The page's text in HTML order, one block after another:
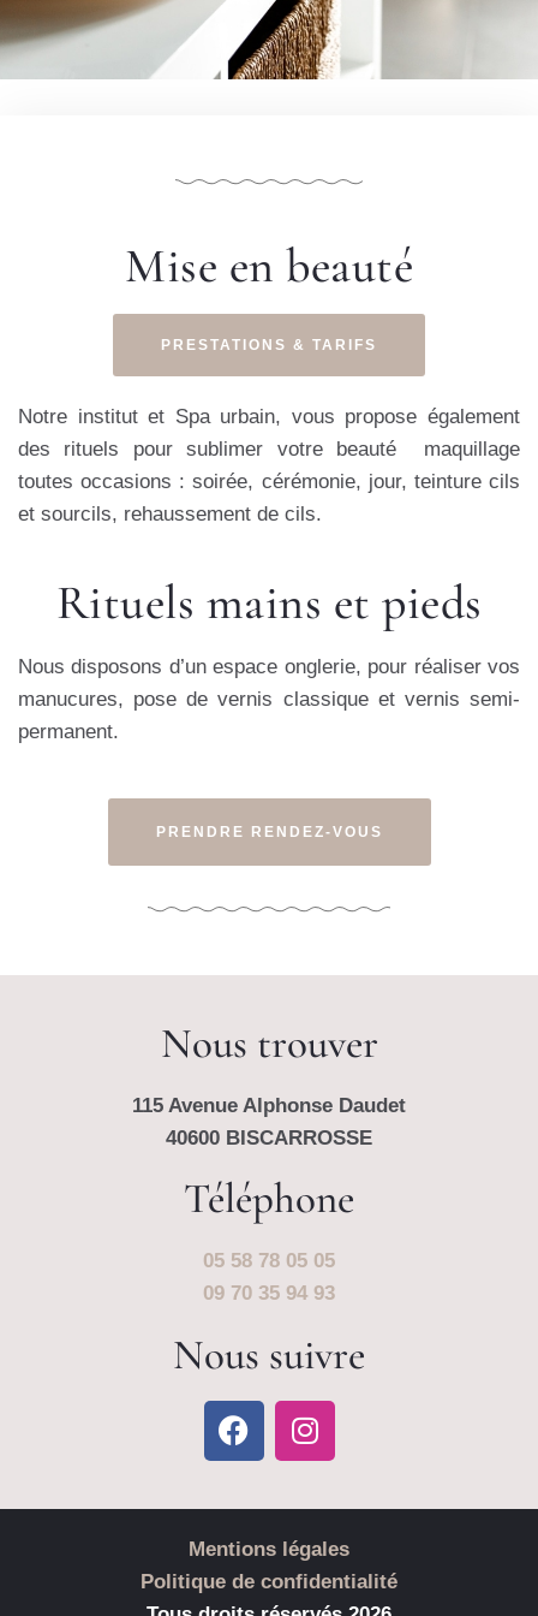
Mise en beauté
PRESTATIONS & TARIFS
Notre institut et Spa urbain, vous propose également
des rituels pour sublimer votre beauté maquillage
toutes occasions : soirée, cérémonie, jour, teinture cils
et sourcils, rehaussement de cils.
Rituels mains et pieds
Nous disposons d’un espace onglerie, pour réaliser vos
manucures, pose de vernis classique et vernis semi-
permanent.
PRENDRE RENDEZ-VOUS
Nous trouver
115 Avenue Alphonse Daudet
40600 BISCARROSSE
Téléphone
05 58 78 05 05
09 70 35 94 93
Nous suivre
Mentions légales
Politique de confidentialité